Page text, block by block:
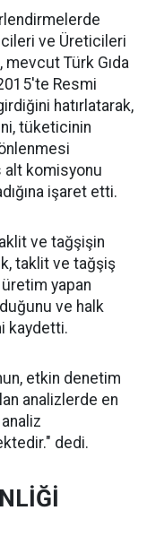
ve Üreticileri
mevcut Türk Gıda
Resmi
hatırlatarak,
tüketicinin
alt komisyonu
işaret etti.
ve tağşişin
taklit ve tağşiş
yapan
ve halk
kaydetti.
etkin denetim
analizlerde en
dedi.